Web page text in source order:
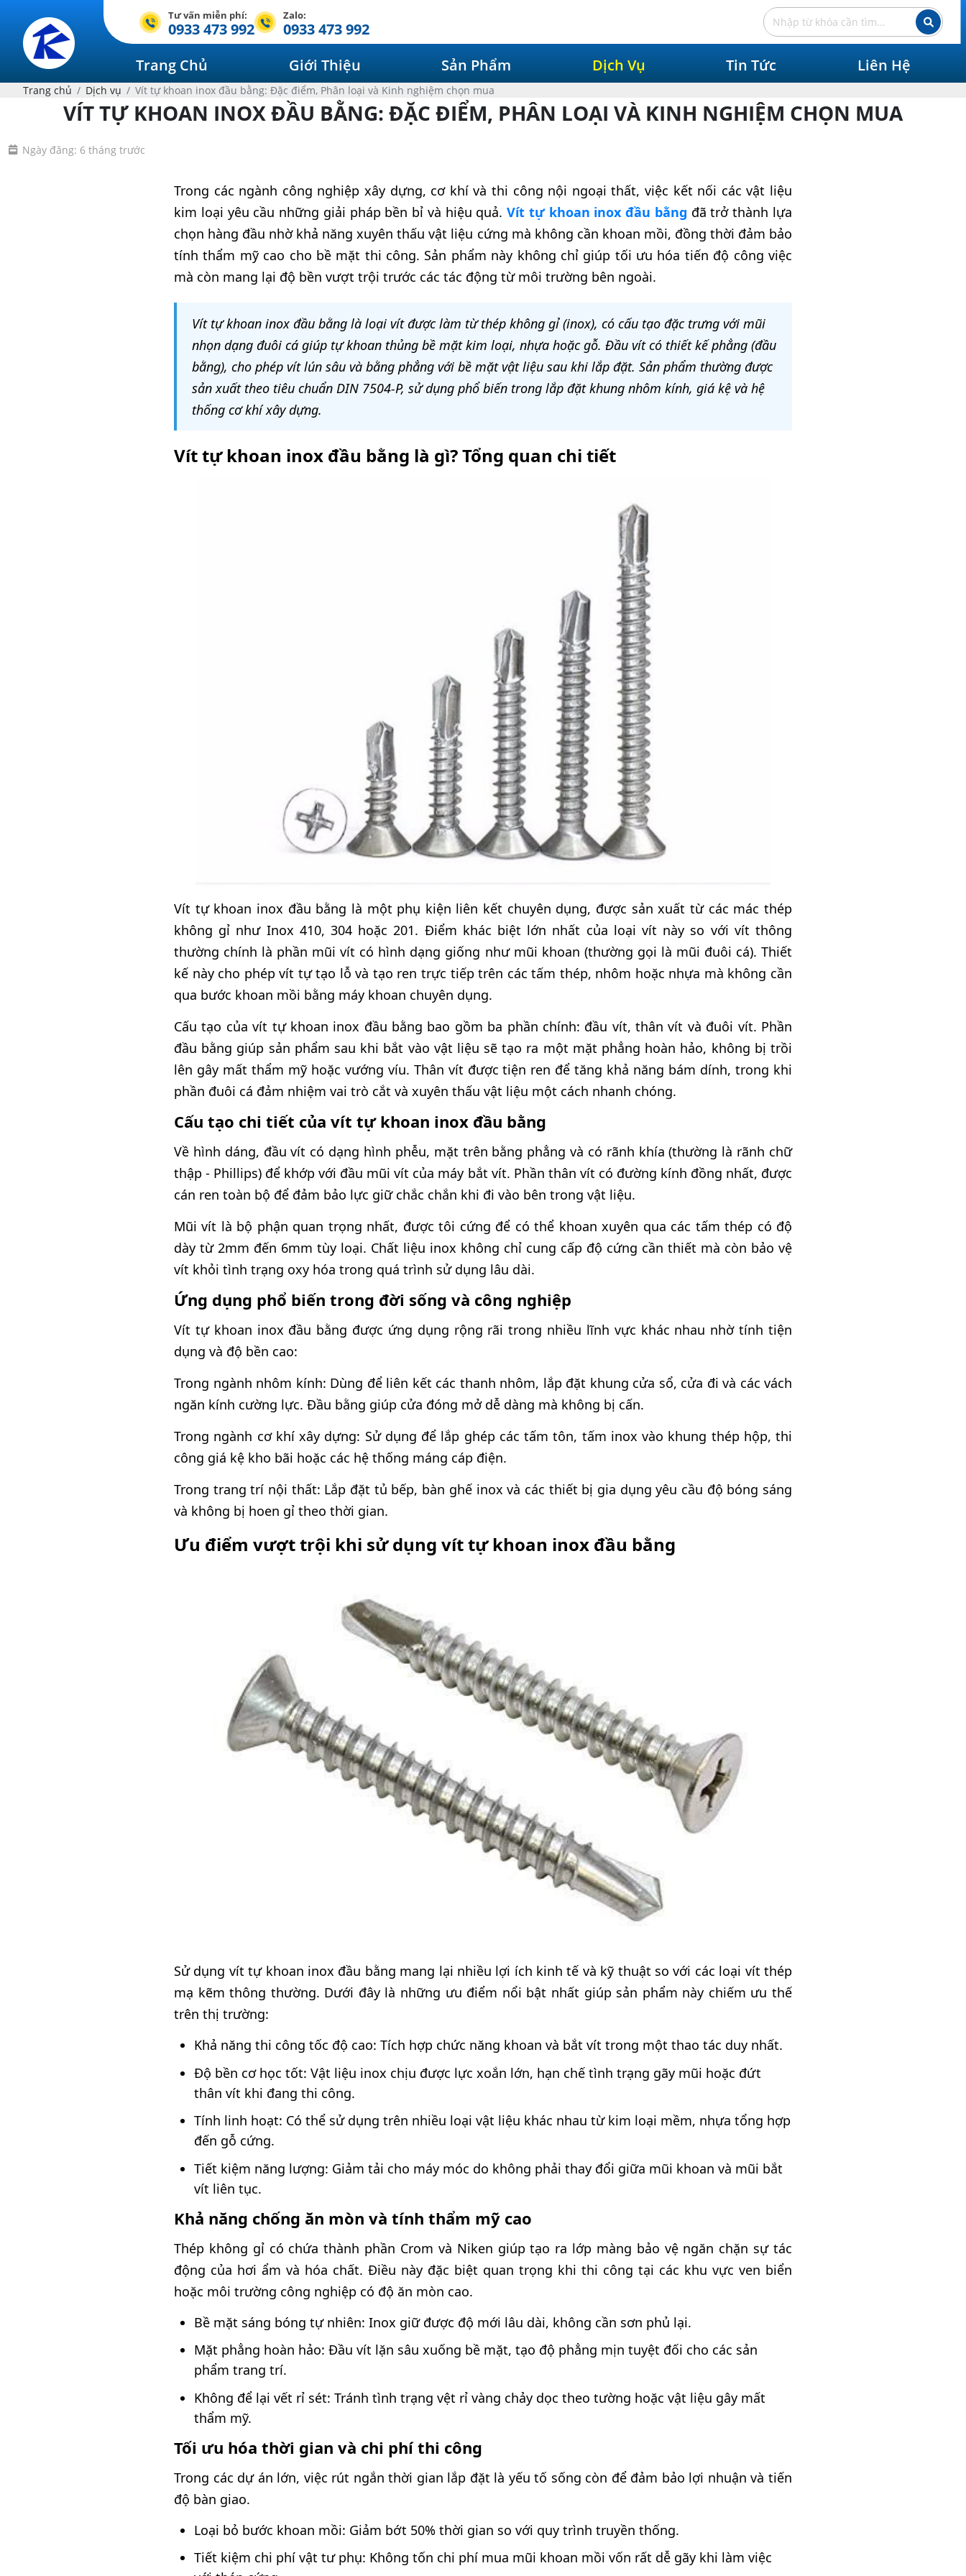
Tư vấn miễn phí:
0933 473 992
Zalo:
0933 473 992
Trang Chủ
Giới Thiệu Sản Phẩm Dịch Vụ Tin Tức Liên Hệ
Trang chủ Dịch vụ Vít tự khoan inox đầu bằng: Đặc điểm, Phân loại và Kinh nghiệm chọn mua
VÍT TỰ KHOAN INOX ĐẦU BẰNG: ĐẶC ĐIỂM, PHÂN LOẠI VÀ KINH NGHIỆM CHỌN MUA
Ngày đăng: 6 tháng trước
Trong các ngành công nghiệp xây dựng, cơ khí và thi công nội ngoại thất, việc kết nối các vật liệu
kim loại yêu cầu những giải pháp bền bỉ và hiệu quả.Vít tự khoan inox đầu bằng đã trở thành lựa
chọn hàng đầu nhờ khả năng xuyên thấu vật liệu cứng mà không cần khoan mồi, đồng thời đảm bảo
tính thẩm mỹ cao cho bề mặt thi công. Sản phẩm này không chỉ giúp tối ưu hóa tiến độ công việc
mà còn mang lại độ bền vượt trội trước các tác động từ môi trường bên ngoài.
Vít tự khoan inox đầu bằng là loại vít được làm từ thép không gỉ (inox), có cấu tạo đặc trưng với mũi
nhọn dạng đuôi cá giúp tự khoan thủng bề mặt kim loại, nhựa hoặc gỗ. Đầu vít có thiết kế phẳng (đầu
bằng), cho phép vít lún sâu và bằng phẳng với bề mặt vật liệu sau khi lắp đặt. Sản phẩm thường được
sản xuất theo tiêu chuẩn DIN 7504-P, sử dụng phổ biến trong lắp đặt khung nhôm kính, giá kệ và hệ
thống cơ khí xây dựng.
Vít tự khoan inox đầu bằng là gì? Tổng quan chi tiết
Vít tự khoan inox đầu bằng là một phụ kiện liên kết chuyên dụng, được sản xuất từ các mác thép
không gỉ như Inox 410, 304 hoặc 201. Điểm khác biệt lớn nhất của loại vít này so với vít thông
thường chính là phần mũi vít có hình dạng giống như mũi khoan (thường gọi là mũi đuôi cá). Thiết
kế này cho phép vít tự tạo lỗ và tạo ren trực tiếp trên các tấm thép, nhôm hoặc nhựa mà không cần
qua bước khoan mồi bằng máy khoan chuyên dụng.
Cấu tạo của vít tự khoan inox đầu bằng bao gồm ba phần chính: đầu vít, thân vít và đuôi vít. Phần
đầu bằng giúp sản phẩm sau khi bắt vào vật liệu sẽ tạo ra một mặt phẳng hoàn hảo, không bị trồi
lên gây mất thẩm mỹ hoặc vướng víu. Thân vít được tiện ren để tăng khả năng bám dính, trong khi
phần đuôi cá đảm nhiệm vai trò cắt và xuyên thấu vật liệu một cách nhanh chóng.
Cấu tạo chi tiết của vít tự khoan inox đầu bằng
Về hình dáng, đầu vít có dạng hình phễu, mặt trên bằng phẳng và có rãnh khía (thường là rãnh chữ
thập - Phillips) để khớp với đầu mũi vít của máy bắt vít. Phần thân vít có đường kính đồng nhất, được
cán ren toàn bộ để đảm bảo lực giữ chắc chắn khi đi vào bên trong vật liệu.
Mũi vít là bộ phận quan trọng nhất, được tôi cứng để có thể khoan xuyên qua các tấm thép có độ
dày từ 2mm đến 6mm tùy loại. Chất liệu inox không chỉ cung cấp độ cứng cần thiết mà còn bảo vệ
vít khỏi tình trạng oxy hóa trong quá trình sử dụng lâu dài.
Ứng dụng phổ biến trong đời sống và công nghiệp
Vít tự khoan inox đầu bằng được ứng dụng rộng rãi trong nhiều lĩnh vực khác nhau nhờ tính tiện
dụng và độ bền cao:
Trong ngành nhôm kính: Dùng để liên kết các thanh nhôm, lắp đặt khung cửa sổ, cửa đi và các vách
ngăn kính cường lực. Đầu bằng giúp cửa đóng mở dễ dàng mà không bị cấn.
Trong ngành cơ khí xây dựng: Sử dụng để lắp ghép các tấm tôn, tấm inox vào khung thép hộp, thi
công giá kệ kho bãi hoặc các hệ thống máng cáp điện.
Trong trang trí nội thất: Lắp đặt tủ bếp, bàn ghế inox và các thiết bị gia dụng yêu cầu độ bóng sáng
và không bị hoen gỉ theo thời gian.
Ưu điểm vượt trội khi sử dụng vít tự khoan inox đầu bằng
Sử dụng vít tự khoan inox đầu bằng mang lại nhiều lợi ích kinh tế và kỹ thuật so với các loại vít thép
mạ kẽm thông thường. Dưới đây là những ưu điểm nổi bật nhất giúp sản phẩm này chiếm ưu thế
trên thị trường:
Khả năng thi công tốc độ cao: Tích hợp chức năng khoan và bắt vít trong một thao tác duy nhất.
Độ bền cơ học tốt: Vật liệu inox chịu được lực xoắn lớn, hạn chế tình trạng gãy mũi hoặc đứt
thân vít khi đang thi công.
Tính linh hoạt: Có thể sử dụng trên nhiều loại vật liệu khác nhau từ kim loại mềm, nhựa tổng hợp
đến gỗ cứng.
Tiết kiệm năng lượng: Giảm tải cho máy móc do không phải thay đổi giữa mũi khoan và mũi bắt
vít liên tục.
Khả năng chống ăn mòn và tính thẩm mỹ cao
Thép không gỉ có chứa thành phần Crom và Niken giúp tạo ra lớp màng bảo vệ ngăn chặn sự tác
động của hơi ẩm và hóa chất. Điều này đặc biệt quan trọng khi thi công tại các khu vực ven biển
hoặc môi trường công nghiệp có độ ăn mòn cao.
Bề mặt sáng bóng tự nhiên: Inox giữ được độ mới lâu dài, không cần sơn phủ lại.
Mặt phẳng hoàn hảo: Đầu vít lặn sâu xuống bề mặt, tạo độ phẳng mịn tuyệt đối cho các sản
phẩm trang trí.
Không để lại vết rỉ sét: Tránh tình trạng vệt rỉ vàng chảy dọc theo tường hoặc vật liệu gây mất
thẩm mỹ.
Tối ưu hóa thời gian và chi phí thi công
Trong các dự án lớn, việc rút ngắn thời gian lắp đặt là yếu tố sống còn để đảm bảo lợi nhuận và tiến
độ bàn giao.
Loại bỏ bước khoan mồi: Giảm bớt 50% thời gian so với quy trình truyền thống.
Tiết kiệm chi phí vật tư phụ: Không tốn chi phí mua mũi khoan mồi vốn rất dễ gãy khi làm việc